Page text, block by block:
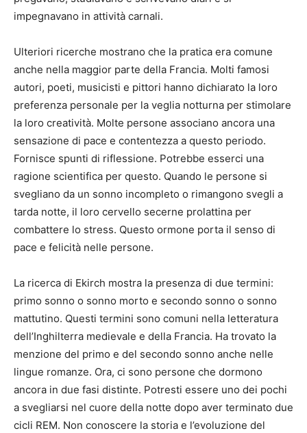
impegnavano in attività carnali.
Ulteriori ricerche mostrano che la pratica era comune
anche nella maggior parte della Francia. Molti famosi
autori, poeti, musicisti e pittori hanno dichiarato la loro
preferenza personale per la veglia notturna per stimolare
la loro creatività. Molte persone associano ancora una
sensazione di pace e contentezza a questo periodo.
Fornisce spunti di riflessione. Potrebbe esserci una
ragione scientifica per questo. Quando le persone si
svegliano da un sonno incompleto o rimangono svegli a
tarda notte, il loro cervello secerne prolattina per
combattere lo stress. Questo ormone porta il senso di
pace e felicità nelle persone.
La ricerca di Ekirch mostra la presenza di due termini:
primo sonno o sonno morto e secondo sonno o sonno
mattutino. Questi termini sono comuni nella letteratura
dell’Inghilterra medievale e della Francia. Ha trovato la
menzione del primo e del secondo sonno anche nelle
lingue romanze. Ora, ci sono persone che dormono
ancora in due fasi distinte. Potresti essere uno dei pochi
a svegliarsi nel cuore della notte dopo aver terminato due
cicli REM. Non conoscere la storia e l’evoluzione del